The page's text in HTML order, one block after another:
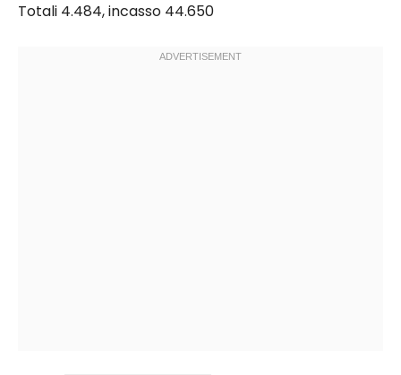
Totali 4.484, incasso 44.650